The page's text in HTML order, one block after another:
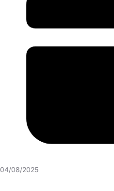
04/08/2025